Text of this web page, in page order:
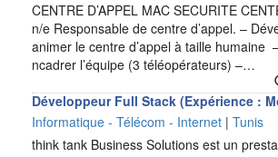
CENTRE D’APPEL MAC SECURITE
n/e Responsable de centre d’appel. –
animer le centre d’appel à taille humaine
ncadrer l’équipe (3 téléopérateurs) –…
Développeur Full Stack (Expérience :
Informatique - Télécom - Internet | Tunis
think tank Business Solutions est un